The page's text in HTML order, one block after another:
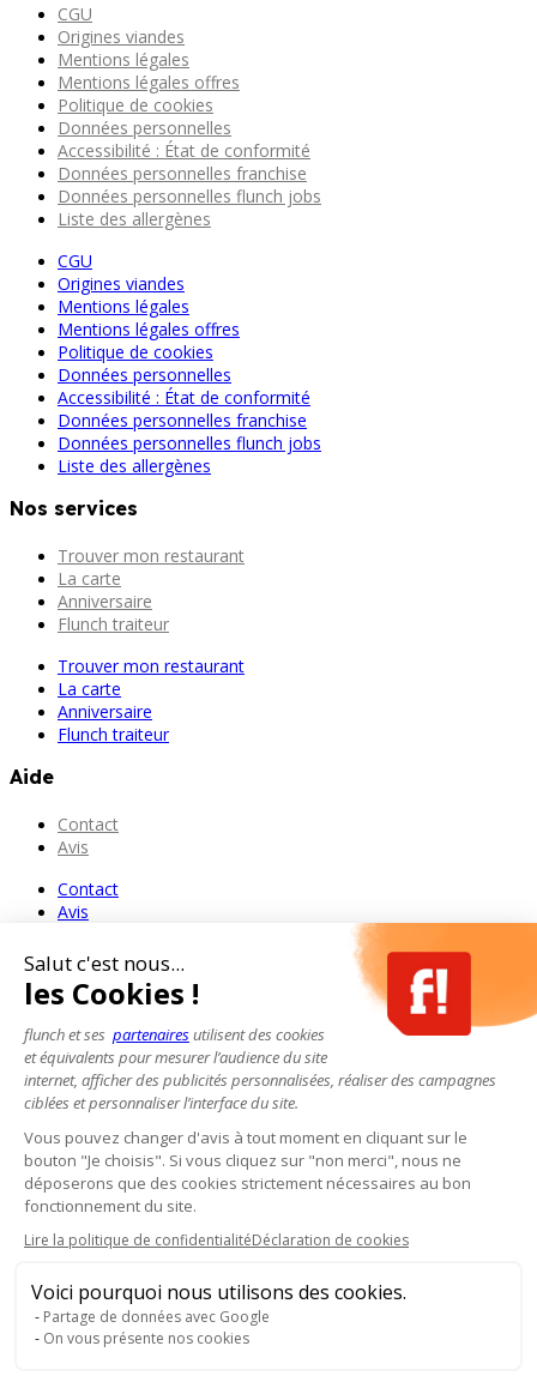
CGU
Origines viandes
Mentions légales
Mentions légales offres
Politique de cookies
Données personnelles
Accessibilité : État de conformité
Données personnelles franchise
Données personnelles flunch jobs
Liste des allergènes
CGU
Origines viandes
Mentions légales
Mentions légales offres
Politique de cookies
Données personnelles
Accessibilité : État de conformité
Données personnelles franchise
Données personnelles flunch jobs
Liste des allergènes
Nos services
Trouver mon restaurant
La carte
Anniversaire
Flunch traiteur
Trouver mon restaurant
La carte
Anniversaire
Flunch traiteur
Aide
Contact
Avis
Contact
Avis
Salut c'est nous...
les Cookies !
flunch et ses partenairesutilisent des cookies
et équivalents pour mesurer l’audience du site
internet, afficher des publicités personnalisées, réaliser des campagnes
ciblées et personnaliser l’interface du site.
Vous pouvez changer d'avis à tout moment en cliquant sur le
bouton "Je choisis". Si vous cliquez sur "non merci", nous ne
déposerons que des cookies strictement nécessaires au bon
fonctionnement du site.
Lire la politique de confidentialitéDéclaration de cookies
Voici pourquoi nous utilisons des cookies.
Partage de données avec Google
On vous présente nos cookies